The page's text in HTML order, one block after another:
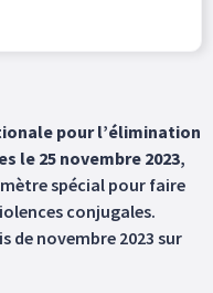
pour l’élimination
le 25 novembre 2023,
spécial pour faire
conjugales.
de novembre 2023 sur